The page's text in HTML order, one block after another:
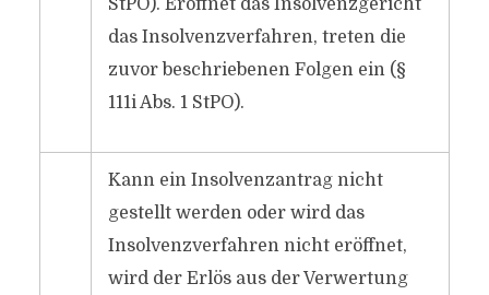
StPO). Eröffnet das Insolvenzgericht
das Insolvenzverfahren, treten die
zuvor beschriebenen Folgen ein (§
111i Abs. 1 StPO).
Kann ein Insolvenzantrag nicht
gestellt werden oder wird das
Insolvenzverfahren nicht eröffnet,
wird der Erlös aus der Verwertung